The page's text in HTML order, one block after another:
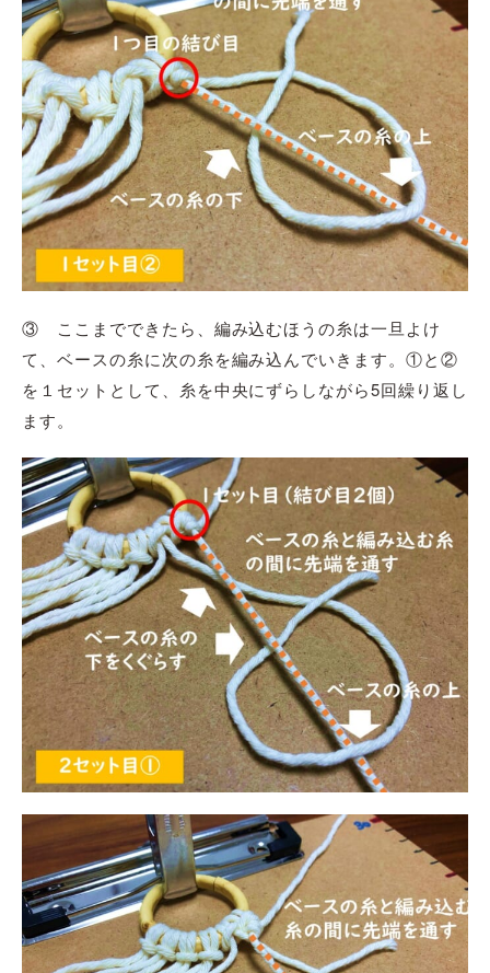
③ ここまでできたら、編み込むほうの糸は一旦よけ
て、ベースの糸に次の糸を編み込んでいきます。①と②
を１セットとして、糸を中央にずらしながら5回繰り返し
ます。